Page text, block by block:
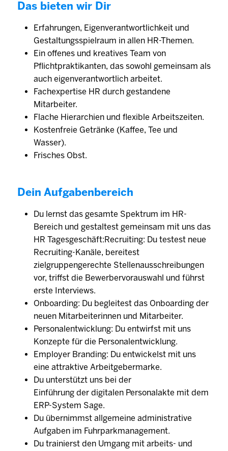
Das bieten wir Dir
Erfahrungen, Eigenverantwortlichkeit und
Gestaltungsspielraum in allen HR-Themen.
Ein offenes und kreatives Team von
Pflichtpraktikanten, das sowohl gemeinsam als
auch eigenverantwortlich arbeitet.
Fachexpertise HR durch gestandene
Mitarbeiter.
Flache Hierarchien und flexible Arbeitszeiten.
Kostenfreie Getränke (Kaffee, Tee und
Wasser).
Frisches Obst.
Dein Aufgabenbereich
Du lernst das gesamte Spektrum im HR-
Bereich und gestaltest gemeinsam mit uns das
HR Tagesgeschäft:Recruiting: Du testest neue
Recruiting-Kanäle, bereitest
zielgruppengerechte Stellenausschreibungen
vor, triffst die Bewerbervorauswahl und führst
erste Interviews.
Onboarding: Du begleitest das Onboarding der
neuen Mitarbeiterinnen und Mitarbeiter.
Personalentwicklung: Du entwirfst mit uns
Konzepte für die Personalentwicklung.
Employer Branding: Du entwickelst mit uns
eine attraktive Arbeitgebermarke.
Du unterstützt uns bei der
Einführung der digitalen Personalakte mit dem
ERP-System Sage.
Du übernimmst allgemeine administrative
Aufgaben im Fuhrparkmanagement.
Du trainierst den Umgang mit arbeits- und